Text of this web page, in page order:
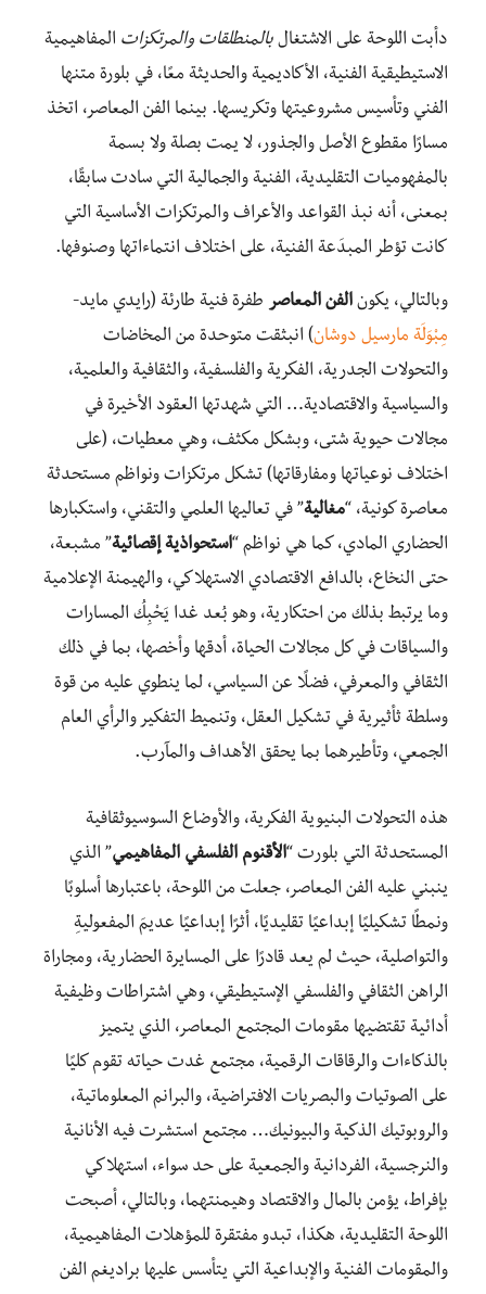
دأبت اللوحة على الاشتغال بالمنطلقات والمرتكزات المفاهيمية
الاستيطيقية الفنية، الأكاديمية والحديثة معًا، في بلورة متنها
الفني وتأسيس مشروعيتها وتكريسها. بينما الفن المعاصر، اتخذ
مسارًا مقطوع الأصل والجذور، لا يمت بصلة ولا بسمة
بالمفهوميات التقليدية، الفنية والجمالية التي سادت سابقًا،
بمعنى، أنه نبذ القواعد والأعراف والمرتكزات الأساسية التي
كانت تؤطر المبدَعة الفنية، على اختلاف انتماءاتها وصنوفها.
وبالتالي، يكون الفن المعاصر طفرة فنية طارئة (رايدي مايد-
مِبْوَلَة مارسيل دوشان) انبثقت متوحدة من المخاضات
والتحولات الجدرية، الفكرية والفلسفية، والثقافية والعلمية،
والسياسية والاقتصادية… التي شهدتها العقود الأخيرة في
مجالات حيوية شتى، وبشكل مكثف، وهي معطيات، (على
اختلاف نوعياتها ومفارقاتها) تشكل مرتكزات ونواظم مستحدثة
معاصرة كونية، “مغالية” في تعاليها العلمي والتقني، واستكبارها
الحضاري المادي، كما هي نواظم “استحواذية إقصائية” مشبعة،
حتى النخاع، بالدافع الاقتصادي الاستهلاكي، والهيمنة الإعلامية
وما يرتبط بذلك من احتكارية، وهو بُعد غدا يَحْبِكُ المسارات
والسياقات في كل مجالات الحياة، أدقها وأخصها، بما في ذلك
الثقافي والمعرفي، فضلًا عن السياسي، لما ينطوي عليه من قوة
وسلطة ثأثيرية في تشكيل العقل، وتنميط التفكير والرأي العام
الجمعي، وتأطيرهما بما يحقق الأهداف والمآرب.
هذه التحولات البنيوية الفكرية، والأوضاع السوسيوثقافية
المستحدثة التي بلورت “الأقنوم الفلسفي المفاهيمي” الذي
ينبني عليه الفن المعاصر، جعلت من اللوحة، باعتبارها أسلوبًا
ونمطًا تشكيليًا إبداعيًا تقليديًا، أثرًا إبداعيًا عديمَ المفعوليةِ
والتواصلية، حيث لم يعد قادرًا على المسايرة الحضارية، ومجاراة
الراهن الثقافي والفلسفي الإستيطيقي، وهي اشتراطات وظيفية
أدائية تقتضيها مقومات المجتمع المعاصر، الذي يتميز
بالذكاءات والرقاقات الرقمية، مجتمع غدت حياته تقوم كليًا
على الصوتيات والبصريات الافتراضية، والبرانم المعلوماتية،
والروبوتيك الذكية والبيونيك… مجتمع استشرت فيه الأنانية
والنرجسية، الفردانية والجمعية على حد سواء، استهلاكي
بإفراط، يؤمن بالمال والاقتصاد وهيمنتهما، وبالتالي، أصبحت
اللوحة التقليدية، هكذا، تبدو مفتقرة للمؤهلات المفاهيمية،
والمقومات الفنية والإبداعية التي يتأسس عليها براديغم الفن